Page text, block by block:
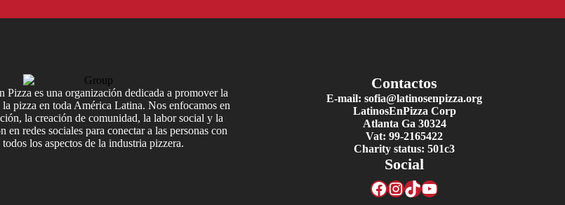
Pizza es una organización dedicada a promover la
pizza en toda América Latina. Nos enfocamos en
la creación de comunidad, la labor social y la
en redes sociales para conectar a las personas con
todos los aspectos de la industria pizzera.
Contactos
E-mail: sofia@latinosenpizza.org
LatinosEnPizza Corp
Atlanta Ga 30324
Vat: 99-2165422
Charity status: 501c3
Social
Facebook
Instagram
TikTok
YouTube